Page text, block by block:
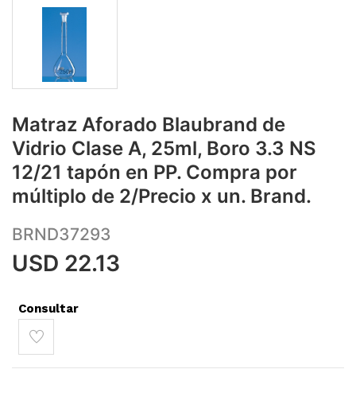
Matraz Aforado Blaubrand de
Vidrio Clase A, 25ml, Boro 3.3 NS
12/21 tapón en PP. Compra por
múltiplo de 2/Precio x un. Brand.
BRND37293
USD 22.13
Consultar